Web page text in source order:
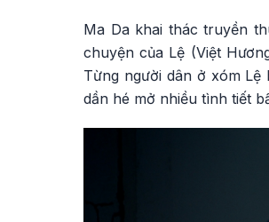
Ma Da khai thác truyền
chuyện của Lệ (Việt
Từng người dân ở xóm
dần hé mở nhiều tình tiết